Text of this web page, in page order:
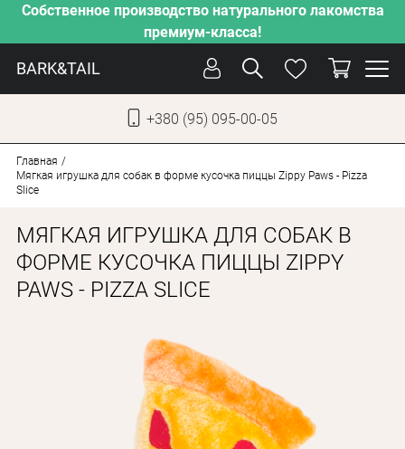
Собственное производство натурального лакомства
премиум-класса!
BARK&TAIL
+380 (95) 095-00-05
КОТЫ
ОТ ЖАРЫ
НАШЕ ПРОИЗВОДСТВО
АКЦИИ
О КОМПАНИИ
БЛОГ
Главная
Мягкая игрушка для собак в форме кусочка пиццы Zippy Paws - Pizza
Slice
МЯГКАЯ ИГРУШКА ДЛЯ СОБАК В
ФОРМЕ КУСОЧКА ПИЦЦЫ ZIPPY
PAWS - PIZZA SLICE